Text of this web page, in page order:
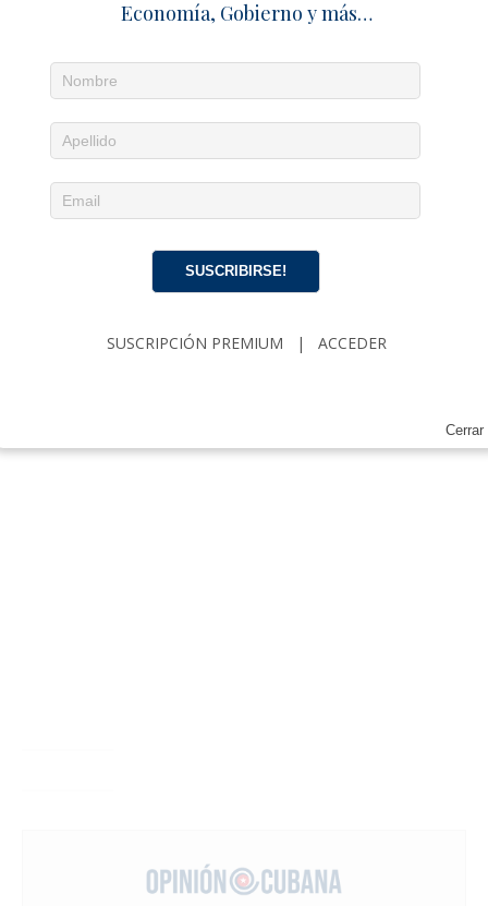
1 TRACKBACK / PINGBACK
El derrumbe del turismo en Cuba golpea a hoteles y
privados – Cuba en Familia
Cerrar
Economía, Gobierno y más…
SUSCRIBIRSE!
SUSCRIPCIÓN PREMIUM | ACCEDER